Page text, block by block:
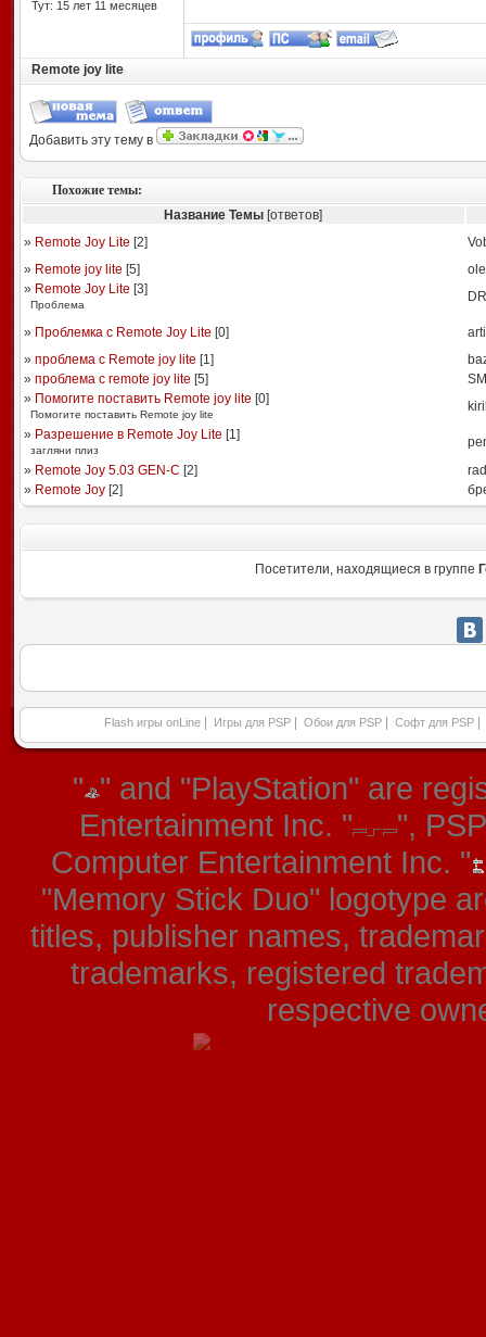
Тут: 15 лет 11 месяцев
Remote joy lite
Добавить эту тему в
Похожие темы:
Название Темы [ответов]
» Remote Joy Lite [2]
» Remote joy lite [5]
» Remote Joy Lite [3]
Проблема
» Проблемка с Remote Joy Lite [0]
» проблема с Remote joy lite [1]
» проблема с remote joy lite [5]
» Помогите поставить Remote joy lite [0]
Помогите поставить Remote joy lite
» Разрешение в Remote Joy Lite [1]
загляни плиз
» Remote Joy 5.03 GEN-C [2]
» Remote Joy[2]
Посетители, находящиеся в группе
Flash игры onLine Игры для PSP Обои для PSP Софт для PSP
" " and "PlayStation" are
Entertainment Inc. "
",
Computer Entertainment Inc. "
"Memory Stick Duo" logotype
titles, publisher names,
trademarks, registered
respective